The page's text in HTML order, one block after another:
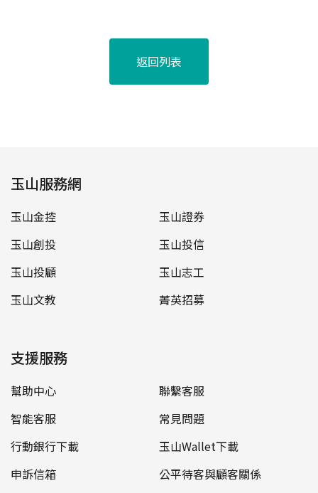
返回列表
玉山服務網
玉山金控
玉山證券
玉山創投
玉山投信
玉山投顧
玉山志工
玉山文教
菁英招募
支援服務
幫助中心
聯繫客服
智能客服
常見問題
行動銀行下載
玉山Wallet下載
申訴信箱
公平待客與顧客關係